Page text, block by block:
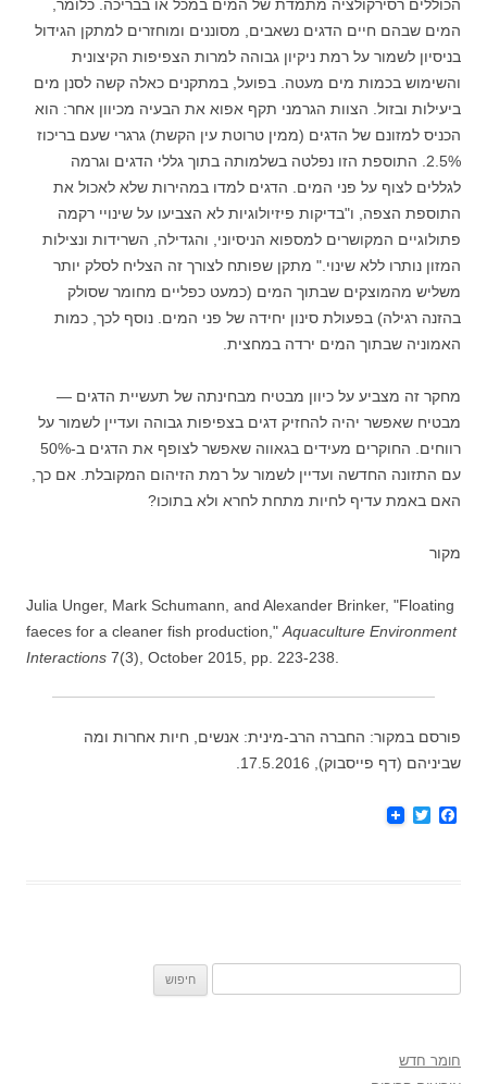
הכוללים רסירקולציה מתמדת של המים במכל או בבריכה. כלומר,
המים שבהם חיים הדגים נשאבים, מסוננים ומוחזרים למתקן הגידול
בניסיון לשמור על רמת ניקיון גבוהה למרות הצפיפות הקיצונית
והשימוש בכמות מים מעטה. בפועל, במתקנים כאלה קשה לסנן מים
ביעילות ובזול. הצוות הגרמני תקף אפוא את הבעיה מכיוון אחר: הוא
הכניס למזונם של הדגים (ממין טרוטת עין הקשת) גרגרי שעם בריכוז
2.5%. התוספת הזו נפלטה בשלמותה בתוך גללי הדגים וגרמה
לגללים לצוף על פני המים. הדגים למדו במהירות שלא לאכול את
התוספת הצפה, ו"בדיקות פיזיולוגיות לא הצביעו על שינויי רקמה
פתולוגיים המקושרים למספוא הניסיוני, והגדילה, השרידות ונצילות
המזון נותרו ללא שינוי." מתקן שפותח לצורך זה הצליח לסלק יותר
משליש מהמוצקים שבתוך המים (כמעט כפליים מחומר שסולק
בהזנה רגילה) בפעולת סינון יחידה של פני המים. נוסף לכך, כמות
האמוניה שבתוך המים ירדה במחצית.
מחקר זה מצביע על כיוון מבטיח מבחינתה של תעשיית הדגים —
מבטיח שאפשר יהיה להחזיק דגים בצפיפות גבוהה ועדיין לשמור על
רווחים. החוקרים מעידים בגאווה שאפשר לצופף את הדגים ב-50%
עם התזונה החדשה ועדיין לשמור על רמת הזיהום המקובלת. אם כך,
האם באמת עדיף לחיות מתחת לחרא ולא בתוכו?
מקור
Julia Unger, Mark Schumann, and Alexander Brinker, "Floating
faeces for a cleaner fish production,"Aquaculture Environment
Interactions 7(3), October 2015, pp. 223-238.
פורסם במקור: החברה הרב-מינית: אנשים, חיות אחרות ומה
שביניהם (דף פייסבוק), 17.5.2016.
F
T
חומר חדש